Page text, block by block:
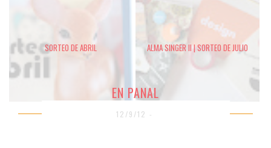
SORTEO DE ABRIL ALMA SINGER II | SORTEO DE JULIO
EN PANAL
12/9/12 -